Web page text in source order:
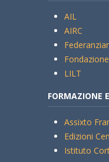
AIL
AIRC
LILT
FORMAZIONE
Assixto
Edizioni
Istituto